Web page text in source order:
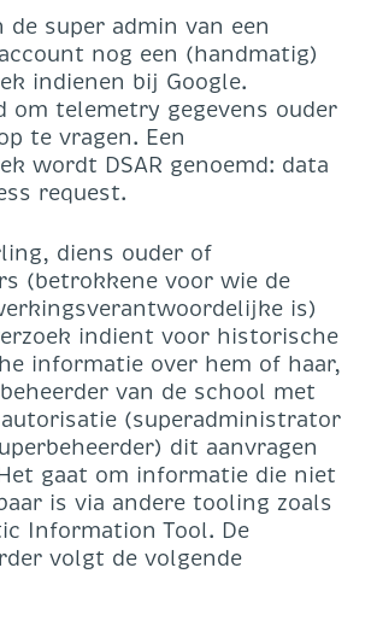
super admin van een
nog een (handmatig)
indienen bij Google.
om telemetry gegevens ouder
te vragen. Een
wordt DSAR genoemd: data
request.
diens ouder of
(betrokkene voor wie de
is)
indient voor historische
informatie over hem of haar,
van de school met
(superadministrator
dit aanvragen
gaat om informatie die niet
is via andere tooling zoals
Information Tool. De
volgt de volgende